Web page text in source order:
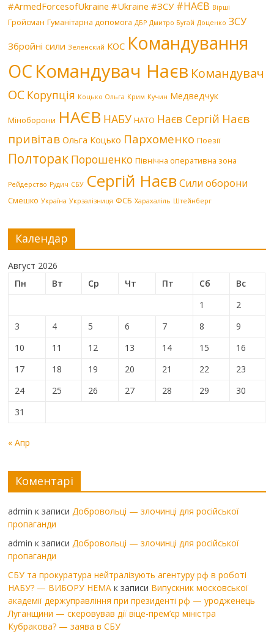
#ArmedForcesofUkraine #Ukraine #ЗСУ #НАЄВ Вірші
Гройсман Гуманітарна допомога ДБР Дмитро Бугай Доценко ЗСУ
Збройні сили Зеленский КОС Командування
ОС Командувач Наєв Командувач
ОС Корупція Коцько Ольга Крим Кучин Медведчук
Міноборони НАЄВ НАБУ НАТО Наєв Сергій Наєв
привітав Ольга Коцько Пархоменко Поезії
Полторак Порошенко Північна оперативна зона
Рейдерство Рудич СБУ Сергій Наєв Сили оборони
Смешко Україна Укрзалізниця ФСБ Харахаліль Штейнберг
Календар
Август 2026
Пн
Вт Ср Чт Пт Сб
Вс
1
2
3
4 5 6 7 8
9
10
11 12 13 14 15
16
17
18 19 20 21 22
23
24
25 26 27 28 29
30
31
« Апр
Коментарі
admin к записи Добровольці — злочинці для російської
пропаганди
admin к записи Добровольці — злочинці для російської
пропаганди
СБУ та прокуратура нейтралізують агентуру рф в роботі
НАБУ? — ВИБОРУ НЕМА к записи Випускник московської
академії держуправління при президенті рф — уродженець
Луганщини — скеровував дії віце-прем’єр міністра
Кубракова? — заява в СБУ